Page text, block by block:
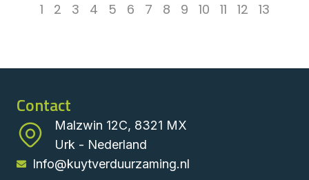
1 2 3 4 5 6 7 8 9 10 11 12 13
Contact
Malzwin 12C, 8321 MX
Urk - Nederland
Info@kuytverduurzaming.nl